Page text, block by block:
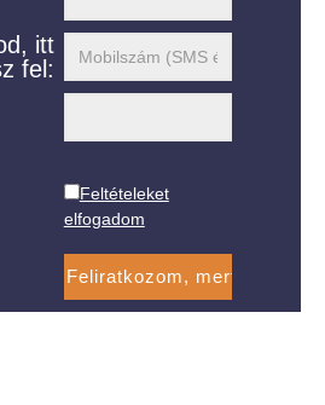
itt
fel:
Feltételeket
elfogadom